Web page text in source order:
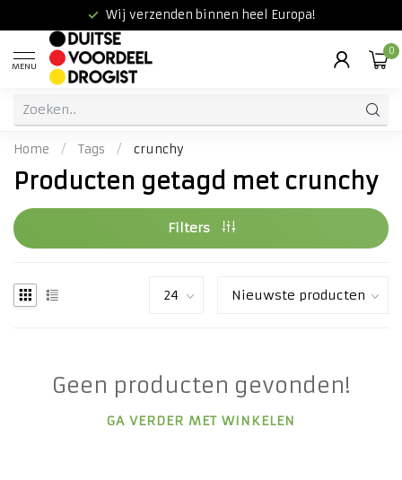
Wij verzenden binnen heel Europa!
MENU
0
Home / Tags / crunchy
Producten getagd met crunchy
Filters
Geen producten gevonden!
GA VERDER MET WINKELEN